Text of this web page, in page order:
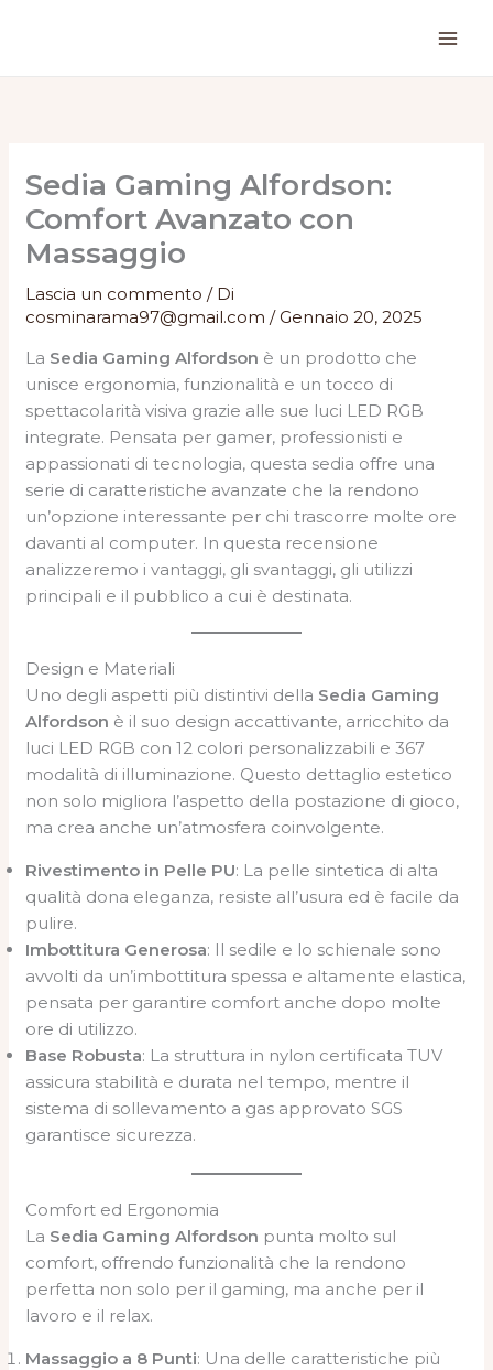
Sedia Gaming Alfordson:
Comfort Avanzato con
Massaggio
Lascia un commento / Di
cosminarama97@gmail.com/Gennaio 20, 2025
La Sedia Gaming Alfordson è un prodotto che
unisce ergonomia, funzionalità e un tocco di
spettacolarità visiva grazie alle sue luci LED RGB
integrate. Pensata per gamer, professionisti e
appassionati di tecnologia, questa sedia offre una
serie di caratteristiche avanzate che la rendono
un’opzione interessante per chi trascorre molte ore
davanti al computer. In questa recensione
analizzeremo i vantaggi, gli svantaggi, gli utilizzi
principali e il pubblico a cui è destinata.
Design e Materiali
Uno degli aspetti più distintivi della Sedia Gaming
Alfordson è il suo design accattivante, arricchito da
luci LED RGB con 12 colori personalizzabili e 367
modalità di illuminazione. Questo dettaglio estetico
non solo migliora l’aspetto della postazione di gioco,
ma crea anche un’atmosfera coinvolgente.
Rivestimento in Pelle PU: La pelle sintetica di alta
qualità dona eleganza, resiste all’usura ed è facile da
pulire.
Imbottitura Generosa: Il sedile e lo schienale sono
avvolti da un’imbottitura spessa e altamente elastica,
pensata per garantire comfort anche dopo molte
ore di utilizzo.
Base Robusta: La struttura in nylon certificata TUV
assicura stabilità e durata nel tempo, mentre il
sistema di sollevamento a gas approvato SGS
garantisce sicurezza.
Comfort ed Ergonomia
La Sedia Gaming Alfordson punta molto sul
comfort, offrendo funzionalità che la rendono
perfetta non solo per il gaming, ma anche per il
lavoro e il relax.
Massaggio a 8 Punti: Una delle caratteristiche più